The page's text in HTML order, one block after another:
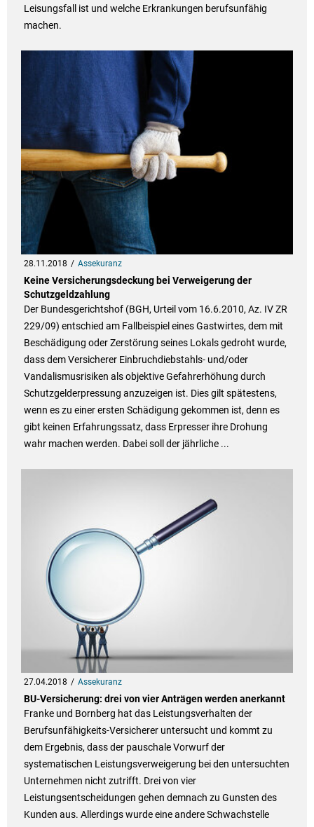
Leisungsfall ist und welche Erkrankungen berufsunfähig
machen.
28.11.2018 Assekuranz
Keine Versicherungsdeckung bei Verweigerung der
Schutzgeldzahlung
Der Bundesgerichtshof (BGH, Urteil vom 16.6.2010, Az. IV ZR
229/09) entschied am Fallbeispiel eines Gastwirtes, dem mit
Beschädigung oder Zerstörung seines Lokals gedroht wurde,
dass dem Versicherer Einbruchdiebstahls- und/oder
Vandalismusrisiken als objektive Gefahrerhöhung durch
Schutzgelderpressung anzuzeigen ist. Dies gilt spätestens,
wenn es zu einer ersten Schädigung gekommen ist, denn es
gibt keinen Erfahrungssatz, dass Erpresser ihre Drohung
wahr machen werden. Dabei soll der jährliche ...
27.04.2018 Assekuranz
BU-Versicherung: drei von vier Anträgen werden anerkannt
Franke und Bornberg hat das Leistungsverhalten der
Berufsunfähigkeits-Versicherer untersucht und kommt zu
dem Ergebnis, dass der pauschale Vorwurf der
systematischen Leistungsverweigerung bei den untersuchten
Unternehmen nicht zutrifft. Drei von vier
Leistungsentscheidungen gehen demnach zu Gunsten des
Kunden aus. Allerdings wurde eine andere Schwachstelle